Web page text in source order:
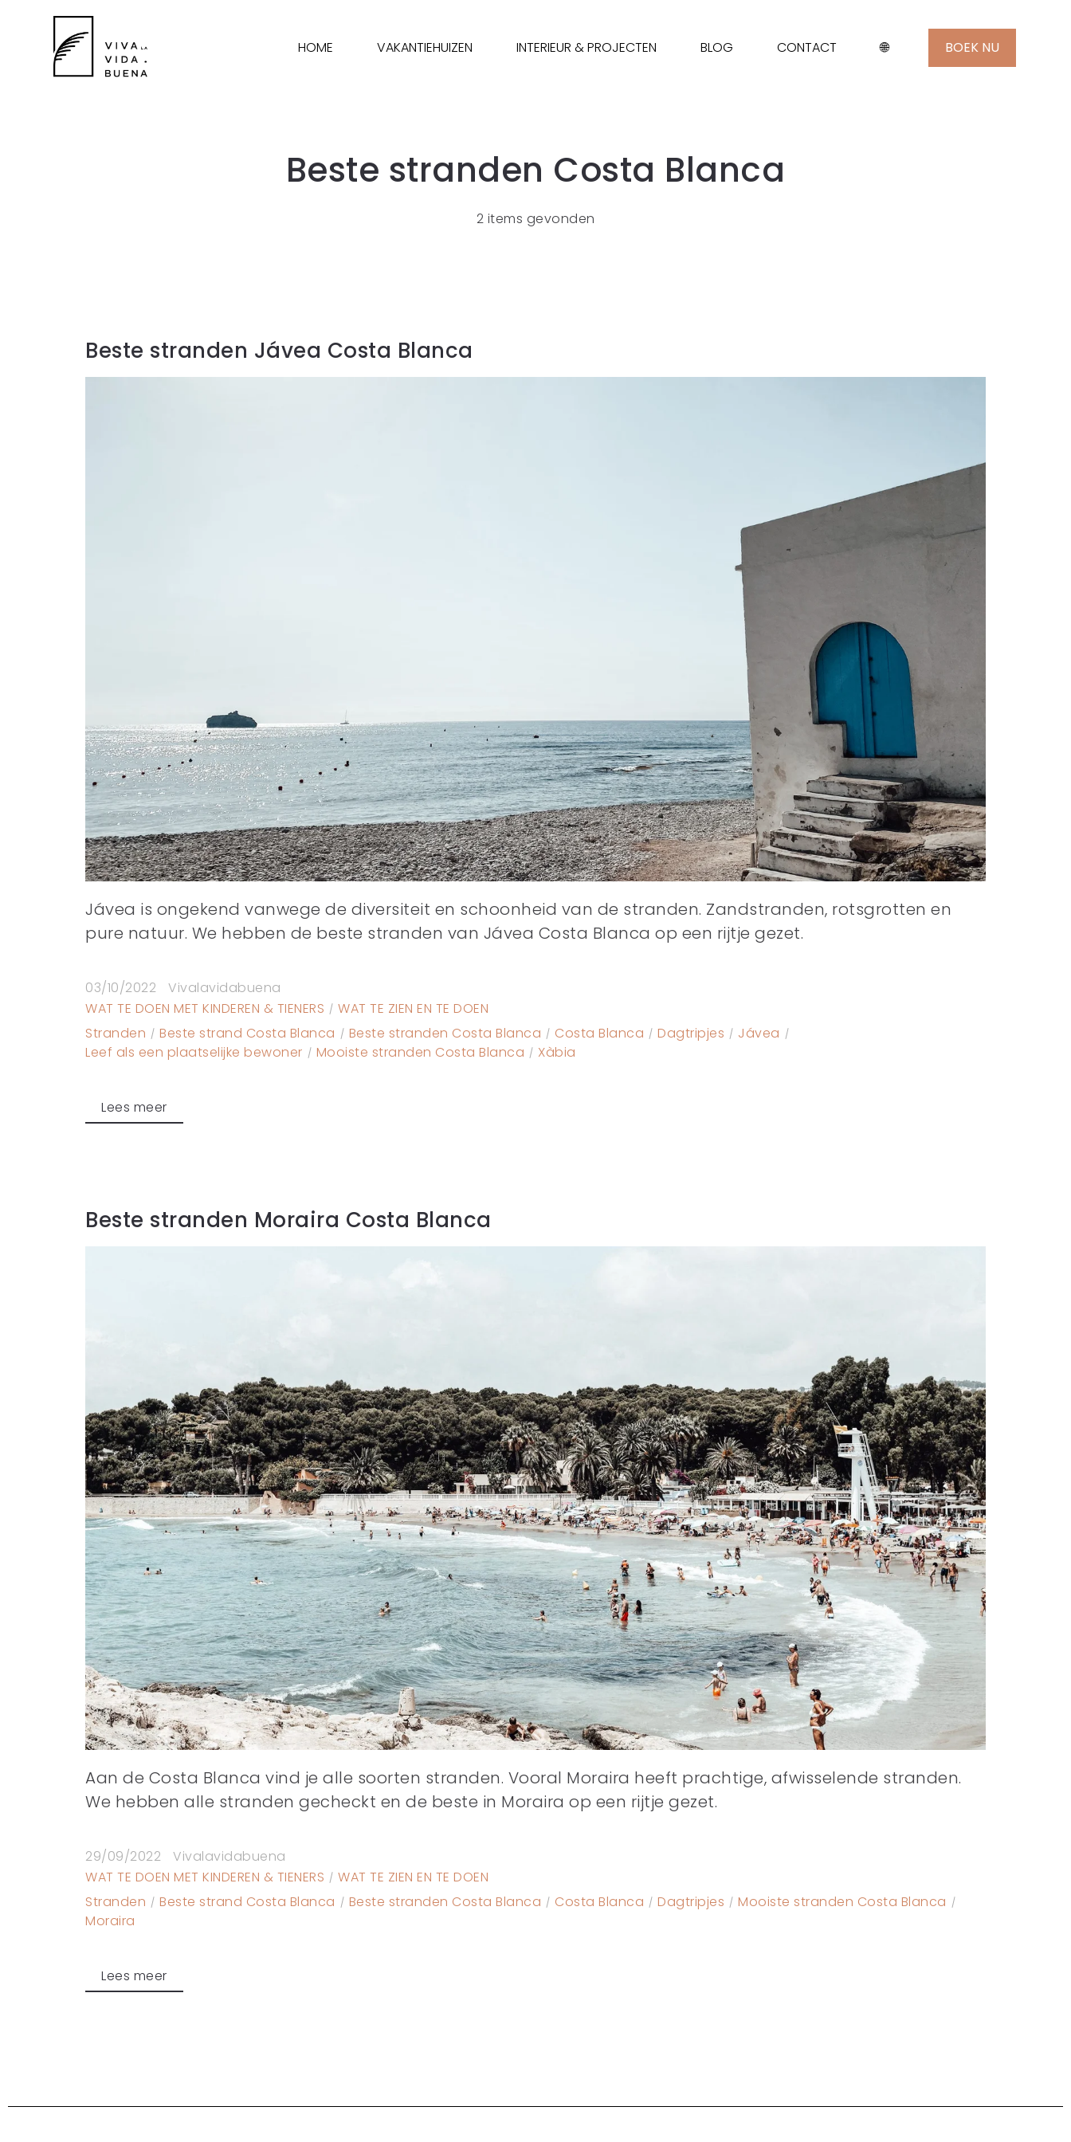
HOME VAKANTIEHUIZEN INTERIEUR & PROJECTEN BLOG CONTACT 🌐 BOEK NU
Beste stranden Costa Blanca
2 items gevonden
Beste stranden Jávea Costa Blanca
Jávea is ongekend vanwege de diversiteit en schoonheid van de stranden. Zandstranden, rotsgrotten en
pure natuur. We hebben de beste stranden van Jávea Costa Blanca op een rijtje gezet.
03/10/2022
Vivalavidabuena
WAT TE DOEN MET KINDEREN & TIENERS
WAT TE ZIEN EN TE DOEN
Stranden
Beste strand Costa Blanca Beste stranden Costa Blanca Costa Blanca Dagtripjes
Jávea
Leef als een plaatselijke bewoner
Mooiste stranden Costa Blanca Xàbia
Lees meer
Beste stranden Moraira Costa Blanca
Aan de Costa Blanca vind je alle soorten stranden. Vooral Moraira heeft prachtige, afwisselende stranden.
We hebben alle stranden gecheckt en de beste in Moraira op een rijtje gezet.
29/09/2022
Vivalavidabuena
WAT TE DOEN MET KINDEREN & TIENERS
WAT TE ZIEN EN TE DOEN
Stranden
Beste strand Costa Blanca Beste stranden Costa Blanca Costa Blanca Dagtripjes
Mooiste stranden Costa Blanca
Moraira
Lees meer